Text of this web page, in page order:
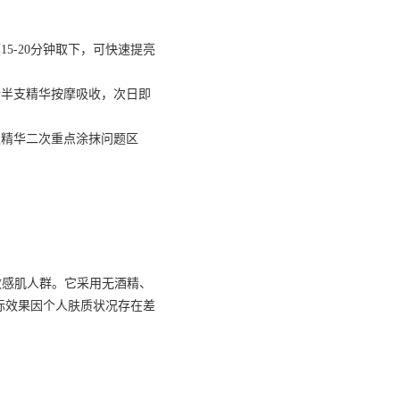
20分钟取下，可快速提亮
支精华按摩吸收，次日即
华二次重点涂抹问题区
肌人群。它采用无酒精、
果因个人肤质状况存在差